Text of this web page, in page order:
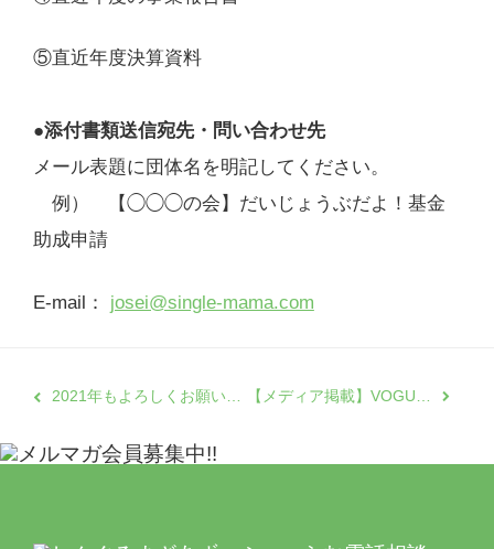
⑤直近年度決算資料
●添付書類送信宛先・問い合わせ先
メール表題に団体名を明記してください。
例） 【◯◯◯の会】だいじょうぶだよ！基金
助成申請
E-mail： josei@single-mama.com
2021年もよろしくお願いいたします 【メディア掲載】VOGUE誌で日本ロレアル株式会社と連携した就労支援プログラム「未来への扉」が紹介されました